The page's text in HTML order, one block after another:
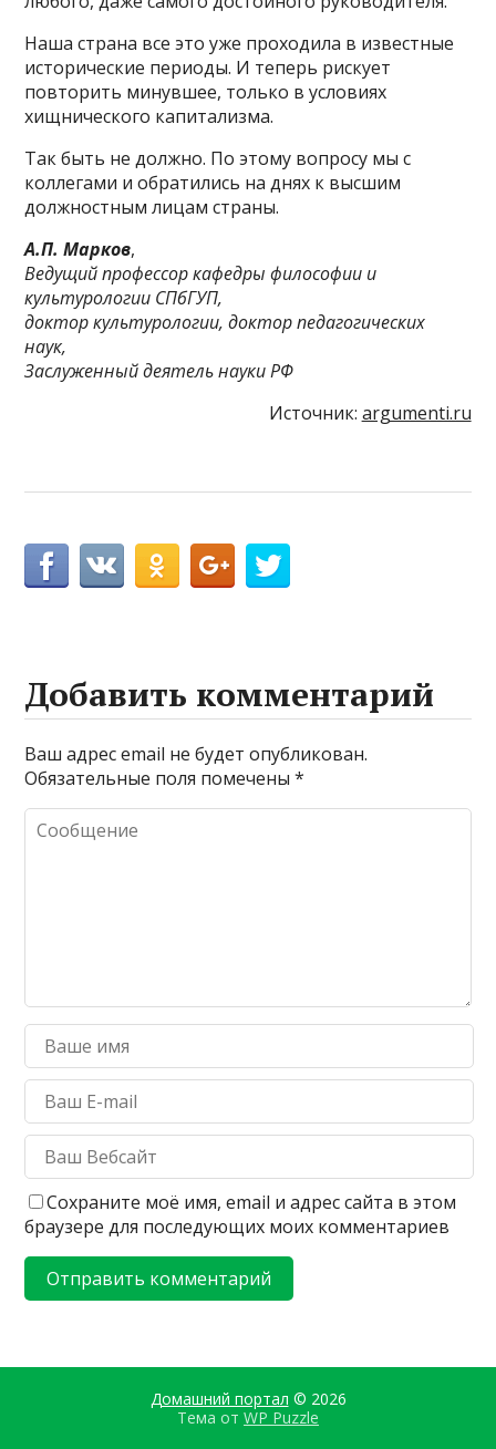
Наша страна все это уже проходила в известные
исторические периоды. И теперь рискует
повторить минувшее, только в условиях
хищнического капитализма.
Так быть не должно. По этому вопросу мы с
коллегами и обратились на днях к высшим
должностным лицам страны.
А.П. Марков,
Ведущий профессор кафедры философии и
культурологии СПбГУП,
доктор культурологии, доктор педагогических
наук,
Заслуженный деятель науки РФ
Источник: argumenti.ru
Добавить комментарий
Ваш адрес email не будет опубликован.
Обязательные поля помечены*
Сохраните моё имя, email и адрес сайта в этом
браузере для последующих моих комментариев
Домашний портал © 2026
Тема от WP Puzzle